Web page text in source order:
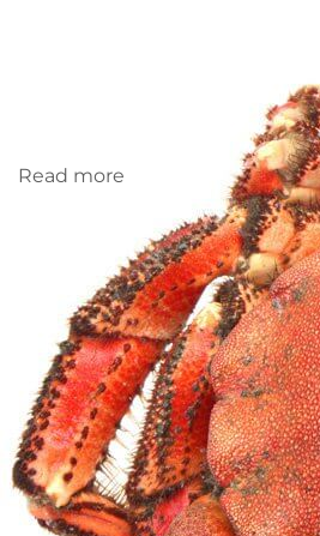
Read more